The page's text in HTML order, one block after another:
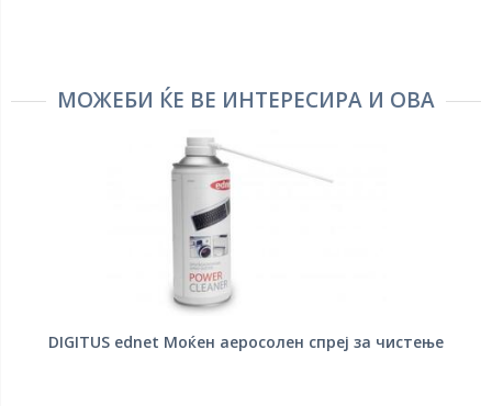
МОЖЕБИ ЌЕ ВЕ ИНТЕРЕСИРА И ОВА
DIGITUS ednet Моќен аеросолен спреј за чистење